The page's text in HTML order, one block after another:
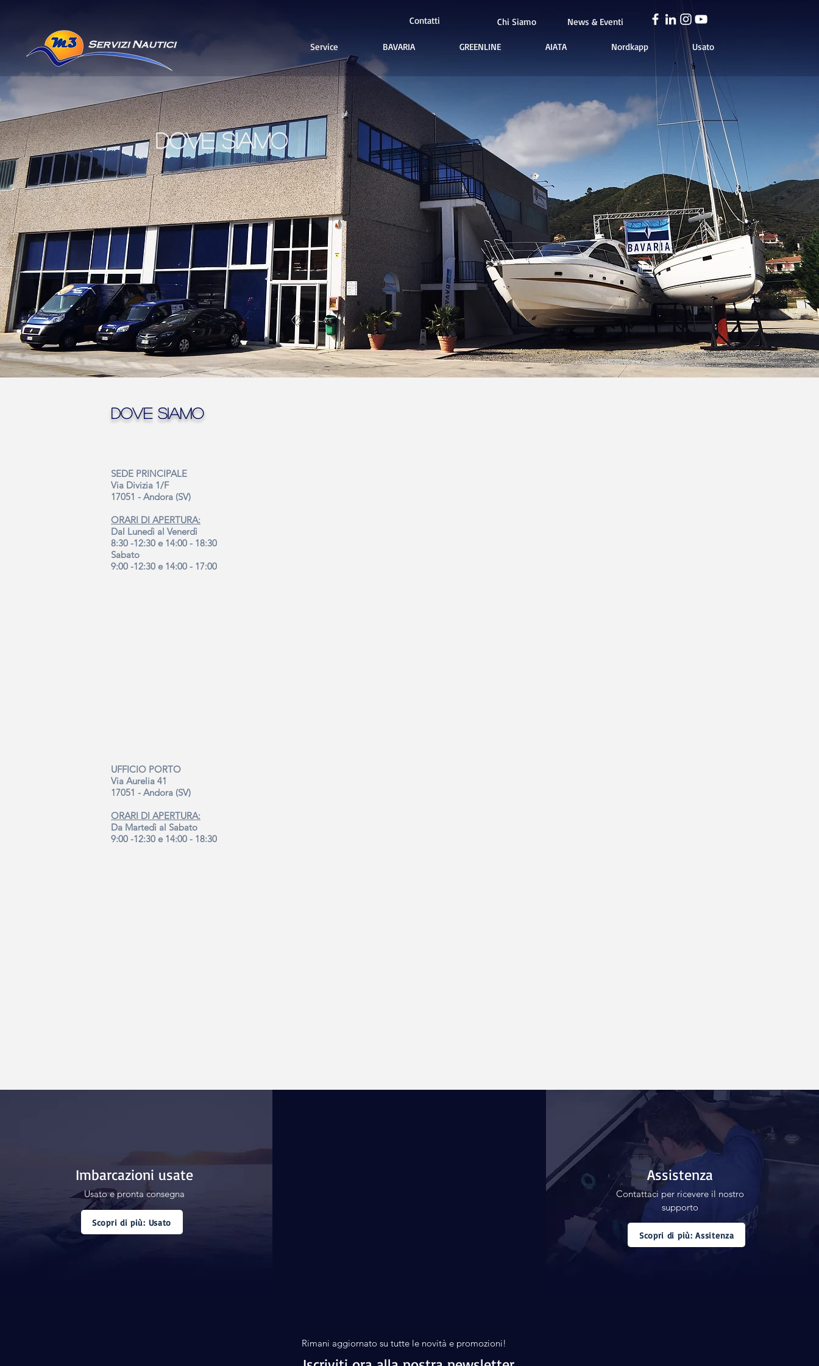
Contatti Chi Siamo News & Eventi
Service BAVARIA GREENLINE AIATA Nordkapp Usato
DOVE SIAMO
Dove siamo
SEDE PRINCIPALE
Via Divizia 1/F
17051 - Andora (SV)
ORARI DI APERTURA:
Dal Lunedì al Venerdì
8:30 -12:30 e 14:00 - 18:30
Sabato
9:00 -12:30 e 14:00 - 17:00
UFFICIO PORTO
Via Aurelia 41
17051 - Andora (SV)
ORARI DI APERTURA:
Da Martedì al Sabato
9:00 -12:30 e 14:00 - 18:30
Imbarcazioni usate
Usato e pronta consegna
Scopri di più: Usato
Assistenza
Contattaci per ricevere il nostro
supporto
Scopri di più: Assitenza
Rimani aggiornato su tutte le novità e promozioni!